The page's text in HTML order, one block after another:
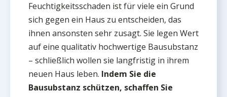
Feuchtigkeitsschaden ist für viele ein Grund
sich gegen ein Haus zu entscheiden, das
ihnen ansonsten sehr zusagt. Sie legen Wert
auf eine qualitativ hochwertige Bausubstanz
– schließlich wollen sie langfristig in ihrem
neuen Haus leben. Indem Sie die
Bausubstanz schützen, schaffen Sie